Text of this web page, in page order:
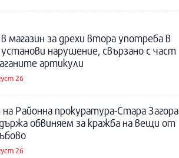
магазин за дрехи втора употреба в
нарушение, свързано с част
артикули
26
на Районна прокуратура-Стара Загора
обвиняем за кражба на вещи от
26